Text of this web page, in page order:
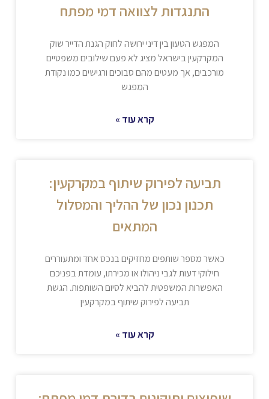
התנגדות לצוואה דמי מפתח
המפגש הטעון בין דיני ירושה לחוק הגנת הדייר שוק
המקרקעין בישראל מציג לא פעם שילובים משפטיים
מורכבים, אך מעטים מהם סבוכים ורגישים כמו נקודת
המפגש
קרא עוד »
תביעה לפירוק שיתוף במקרקעין:
תכנון נכון של ההליך והמסלול
המתאים
כאשר מספר שותפים מחזיקים בנכס אחד ומתעוררים
חילוקי דעות לגבי ניהולו או מכירתו, עומדת בפניכם
האפשרות המשפטית להביא לסיום השותפות. הגשת
תביעה לפירוק שיתוף במקרקעין
קרא עוד »